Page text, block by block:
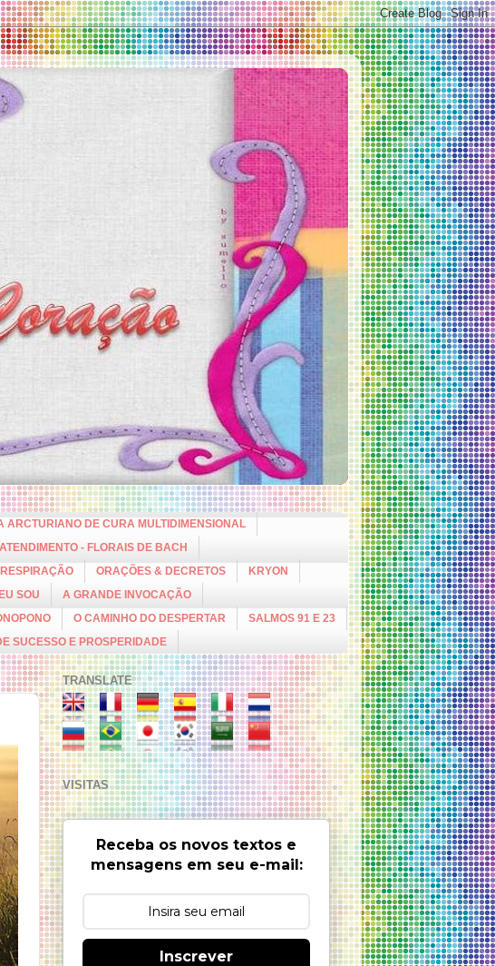
ARCTURIANO DE CURA MULTIDIMENSIONAL
ATENDIMENTO - FLORAIS DE BACH
RESPIRAÇÃO ORAÇÕES & DECRETOS
KRYON
SOU
A GRANDE INVOCAÇÃO
O CAMINHO DO DESPERTAR
SALMOS 91 E 23
SUCESSO E PROSPERIDADE
TRANSLATE
VISITAS
Receba os novos textos e
mensagens em seu e-mail:
Inscrever